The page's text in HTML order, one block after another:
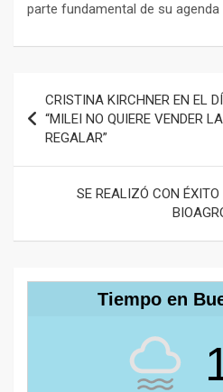
parte fundamental de su agenda
de
entradas
CRISTINA KIRCHNER EN EL
“MILEI NO QUIERE VENDER
REGALAR”
SE REALIZÓ CON ÉXITO
Tiempo en